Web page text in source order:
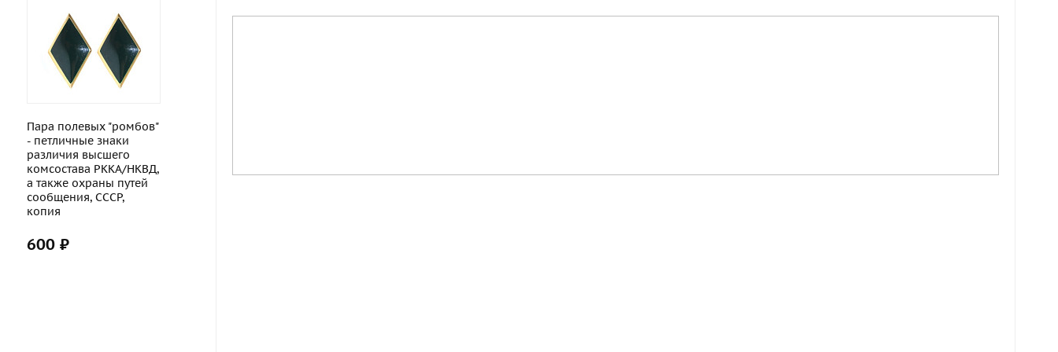
Пара полевых "ромбов"
- петличные знаки
различия высшего
комсостава РККА/НКВД,
а также охраны путей
сообщения, СССР,
копия
600 ₽